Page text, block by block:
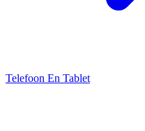
Telefoon En Tablet